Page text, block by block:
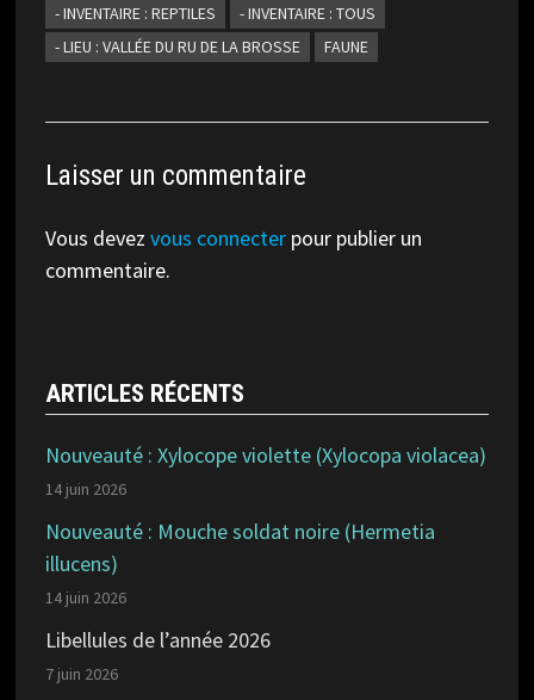
- INVENTAIRE : REPTILES
- INVENTAIRE : TOUS
- LIEU : VALLÉE DU RU DE LA BROSSE
FAUNE
Laisser un commentaire
Vous devez vous connecterpour publier un
commentaire.
ARTICLES RÉCENTS
Nouveauté : Xylocope violette (Xylocopa violacea)
14 juin 2026
Nouveauté : Mouche soldat noire (Hermetia
illucens)
14 juin 2026
Libellules de l’année 2026
7 juin 2026